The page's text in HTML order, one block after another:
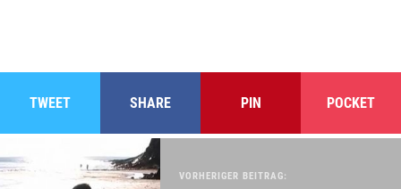
TWEET SHARE PIN POCKET
VORHERIGER BEITRAG: